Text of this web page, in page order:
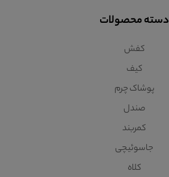
دسته محصولات
کفش
کیف
پوشاک چرم
صندل
کمربند
جاسوئیچی
کلاه